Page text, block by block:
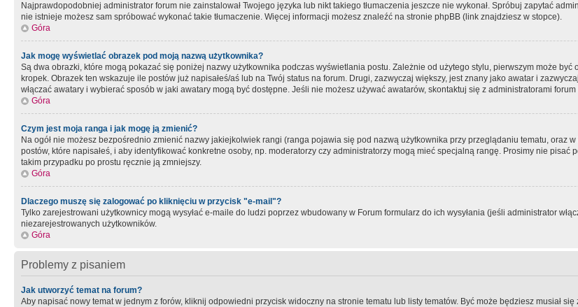
Najprawdopodobniej administrator forum nie zainstalował Twojego języka lub nikt takiego tłumaczenia jeszcze nie wykonał. Spróbuj zapytać
nie istnieje możesz sam spróbować wykonać takie tłumaczenie. Więcej informacji możesz znaleźć na stronie phpBB (link znajdziesz w stopce).
Góra
Jak mogę wyświetlać obrazek pod moją nazwą użytkownika?
Są dwa obrazki, które mogą pokazać się poniżej nazwy użytkownika podczas wyświetlania postu. Zależnie od użytego stylu, pierwszym może
kropek. Obrazek ten wskazuje ile postów już napisałeś/aś lub na Twój status na forum. Drugi, zazwyczaj większy, jest znany jako awatar i
włączać awatary i wybierać sposób w jaki awatary mogą być dostępne. Jeśli nie możesz używać awatarów, skontaktuj się z administratorami
Góra
Czym jest moja ranga i jak mogę ją zmienić?
Na ogół nie możesz bezpośrednio zmienić nazwy jakiejkolwiek rangi (ranga pojawia się pod nazwą użytkownika przy przeglądaniu tematu, oraz
postów, które napisałeś, i aby identyfikować konkretne osoby, np. moderatorzy czy administratorzy mogą mieć specjalną rangę. Prosimy nie
takim przypadku po prostu ręcznie ją zmniejszy.
Góra
Dlaczego muszę się zalogować po kliknięciu w przycisk "e-mail"?
Tylko zarejestrowani użytkownicy mogą wysyłać e-maile do ludzi poprzez wbudowany w Forum formularz do ich wysyłania (jeśli administrator
niezarejestrowanych użytkowników.
Góra
Problemy z pisaniem
Jak utworzyć temat na forum?
Aby napisać nowy temat w jednym z forów, kliknij odpowiedni przycisk widoczny na stronie tematu lub listy tematów. Być może będziesz musiał